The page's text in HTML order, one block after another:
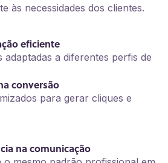
às necessidades dos clientes.
eficiente
adaptadas a diferentes perfis de
conversão
para gerar cliques e
na comunicação